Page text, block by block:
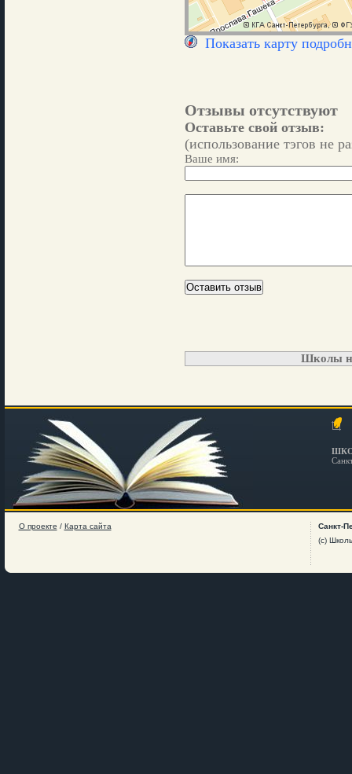
Показать карту
Отзывы отсутствуют
Оставьте свой отзыв:
(использование тэгов не
Ваше имя:
Школы
О проекте / Карта сайта
Санкт-
(c)